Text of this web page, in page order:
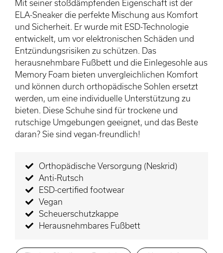
Mit seiner stoßdämpfenden Eigenschaft ist der
ELA-Sneaker die perfekte Mischung aus Komfort
und Sicherheit. Er wurde mit ESD-Technologie
entwickelt, um vor elektronischen Schäden und
Entzündungsrisiken zu schützen. Das
herausnehmbare Fußbett und die Einlegesohle aus
Memory Foam bieten unvergleichlichen Komfort
und können durch orthopädische Sohlen ersetzt
werden, um eine individuelle Unterstützung zu
bieten. Diese Schuhe sind für trockene und
rutschige Umgebungen geeignet, und das Beste
daran? Sie sind vegan-freundlich!
Orthopädische Versorgung (Neskrid)
Anti-Rutsch
ESD-certified footwear
Vegan
Scheuerschutzkappe
Herausnehmbares Fußbett